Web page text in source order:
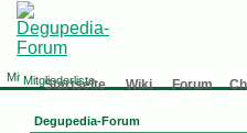
Mitgliederliste
Startseite Wiki Forum
Degupedia-Forum